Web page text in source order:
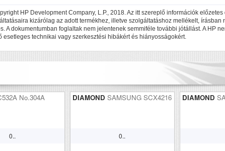
HP Development Company, L.P., 2018. Az itt szereplő információk előzetes
kizárólag az adott termékhez, illetve szolgáltatáshoz mellékelt, írásban
A dokumentumban foglaltak nem jelentenek semmiféle további jótállást. A HP
technikai vagy szerkesztési hibákért és hiányosságokért.
No.304A
0..
DIAMONDSAMSUNG SCX4216
0..
DIAMOND